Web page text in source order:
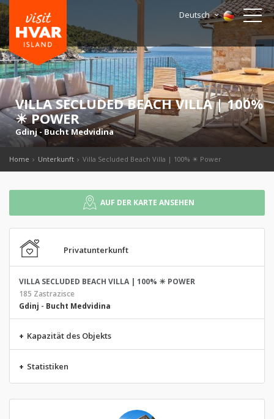
Deutsch
VILLA SECLUDED BEACH VILLA | 100%
☀ POWER
Gdinj- Bucht Medvidina
Home Unterkunft Villa Secluded Beach Villa | 100% ☀ Power
AUF DER KARTE ANSEHEN
Privatunterkunft
VILLA SECLUDED BEACH VILLA | 100% ☀ POWER
185 Zastrazisce
Gdinj - Bucht Medvidina
+ Kapazität des Objekts
+ Statistiken